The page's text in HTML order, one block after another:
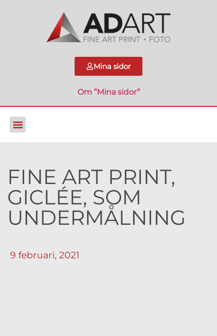
Mina sidor
Om ”Mina sidor”
FINE ART PRINT,
GICLÉE, SOM
UNDERMÅLNING
9 februari, 2021